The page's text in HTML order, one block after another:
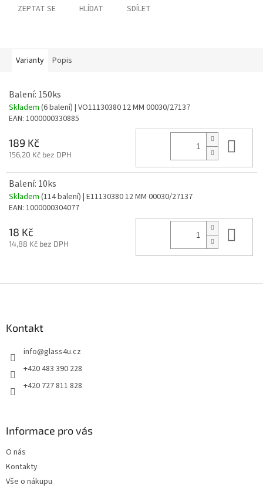
ZEPTAT SE HLÍDAT SDÍLET
Varianty Popis
Balení: 150ks
Skladem (6 balení) | VO11130380 12 MM 00030/27137
EAN: 1000000330885
189 Kč
156,20 Kč bez DPH
Balení: 10ks
Skladem (114 balení) | E11130380 12 MM 00030/27137
EAN: 1000000304077
18 Kč
14,88 Kč bez DPH
Kontakt
info@glass4u.cz
+420 483 390 228
+420 727 811 828
Informace pro vás
O nás
Kontakty
Vše o nákupu